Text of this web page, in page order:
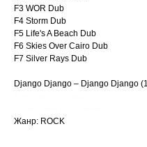
F3 WOR Dub
F4 Storm Dub
F5 Life's A Beach Dub
F6 Skies Over Cairo Dub
F7 Silver Rays Dub
Django Django – Django Django
Жанр: ROCK